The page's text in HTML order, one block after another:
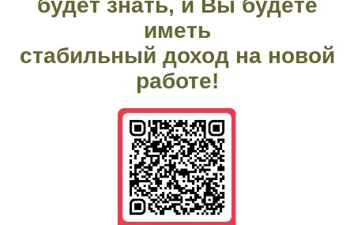
будет знать, и Вы будете
иметь
стабильный доход на новой
работе!